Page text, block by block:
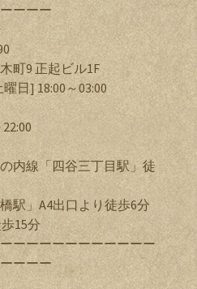
ーーー
町9 正起ビル1F
日] 18:00～03:00
内線「四谷三丁目駅」徒
駅」A4出口より徒歩6分
15分
ーーーーーーーーーーー
ーーー